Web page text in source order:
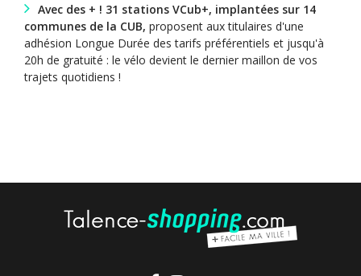
Avec des + ! 31 stations VCub+, implantées sur 14
communes de la CUB, proposent aux titulaires d'une
adhésion Longue Durée des tarifs préférentiels et jusqu'à
20h de gratuité : le vélo devient le dernier maillon de vos
trajets quotidiens !